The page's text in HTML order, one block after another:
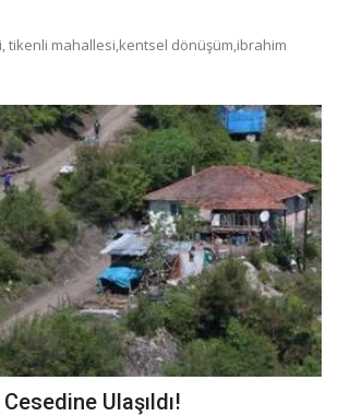
tikenli mahallesi,kentsel dönüşüm,ibrahim
Ulaşıldı!